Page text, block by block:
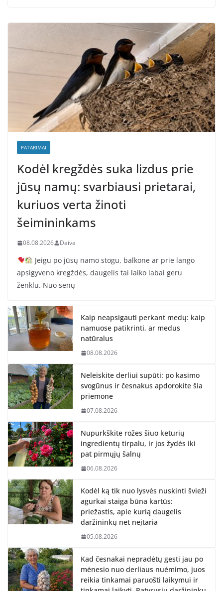
PATARIMAI
Kodėl kregždės suka lizdus prie
jūsų namų: svarbiausi prietarai,
kuriuos verta žinoti
šeimininkams
08.08.2026 Daiva
Jeigu po jūsų namo stogu, balkone ar prie lango
apsigyveno kregždės, daugelis tai laiko labai geru
ženklu. Nuo senų
Kaip neapsigauti perkant medų: kaip
namuose patikrinti, ar medus
natūralus
08.08.2026
Neleiskite derliui supūti: po kasimo
svogūnus ir česnakus apdorokite šia
priemone
07.08.2026
Nupurkškite rožes šiuo keturių
ingredientų tirpalu, ir jos žydės iki
pat pirmųjų šalnų
06.08.2026
Kodėl ką tik nuo lysvės nuskinti švieži
agurkai staiga būna kartūs:
priežastis, apie kurią daugelis
daržininkų net neįtaria
05.08.2026
Kad česnakai nepradėtų gesti jau po
mėnesio nuo derliaus nuėmimo, juos
reikia tinkamai paruošti laikymui ir